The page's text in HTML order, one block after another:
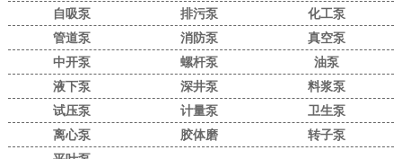
自吸泵
排污泵
化工泵
管道泵
消防泵
真空泵
中开泵
螺杆泵
油泵
液下泵
深井泵
料浆泵
试压泵
计量泵
卫生泵
离心泵
胶体磨
转子泵